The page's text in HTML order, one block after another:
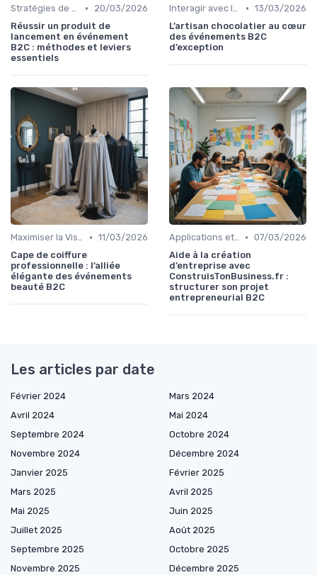
Stratégies de Marketing et Promotion B2C •
20/03/2026
Réussir un produit de
lancement en événement
B2C : méthodes et leviers
essentiels
Interagir avec le Public Cible • 13/03/2026
L’artisan chocolatier au cœur
des événements B2C
d’exception
Maximiser la Visibilité de Votre Stand • 11/03/2026
Cape de coiffure
professionnelle : l’alliée
élégante des événements
beauté B2C
Applications et Ressources Utiles • 07/03/2026
Aide à la création
d’entreprise avec
ConstruisTonBusiness.fr :
structurer son projet
entrepreneurial B2C
Les articles par date
Février 2024
Mars 2024
Avril 2024
Mai 2024
Septembre 2024
Octobre 2024
Novembre 2024
Décembre 2024
Janvier 2025
Février 2025
Mars 2025
Avril 2025
Mai 2025
Juin 2025
Juillet 2025
Août 2025
Septembre 2025
Octobre 2025
Novembre 2025
Décembre 2025